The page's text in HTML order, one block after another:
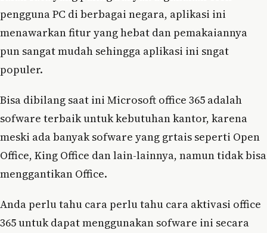
pengguna PC di berbagai negara, aplikasi ini
menawarkan fitur yang hebat dan pemakaiannya
pun sangat mudah sehingga aplikasi ini sngat
populer.
Bisa dibilang saat ini Microsoft office 365 adalah
sofware terbaik untuk kebutuhan kantor, karena
meski ada banyak sofware yang grtais seperti Open
Office, King Office dan lain-lainnya, namun tidak bisa
menggantikan Office.
Anda perlu tahu cara perlu tahu cara aktivasi office
365 untuk dapat menggunakan sofware ini secara